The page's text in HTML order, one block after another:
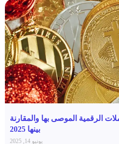
الرقمية الموصى بها والمقارنة
بينها 2025
يونيو 14, 2025